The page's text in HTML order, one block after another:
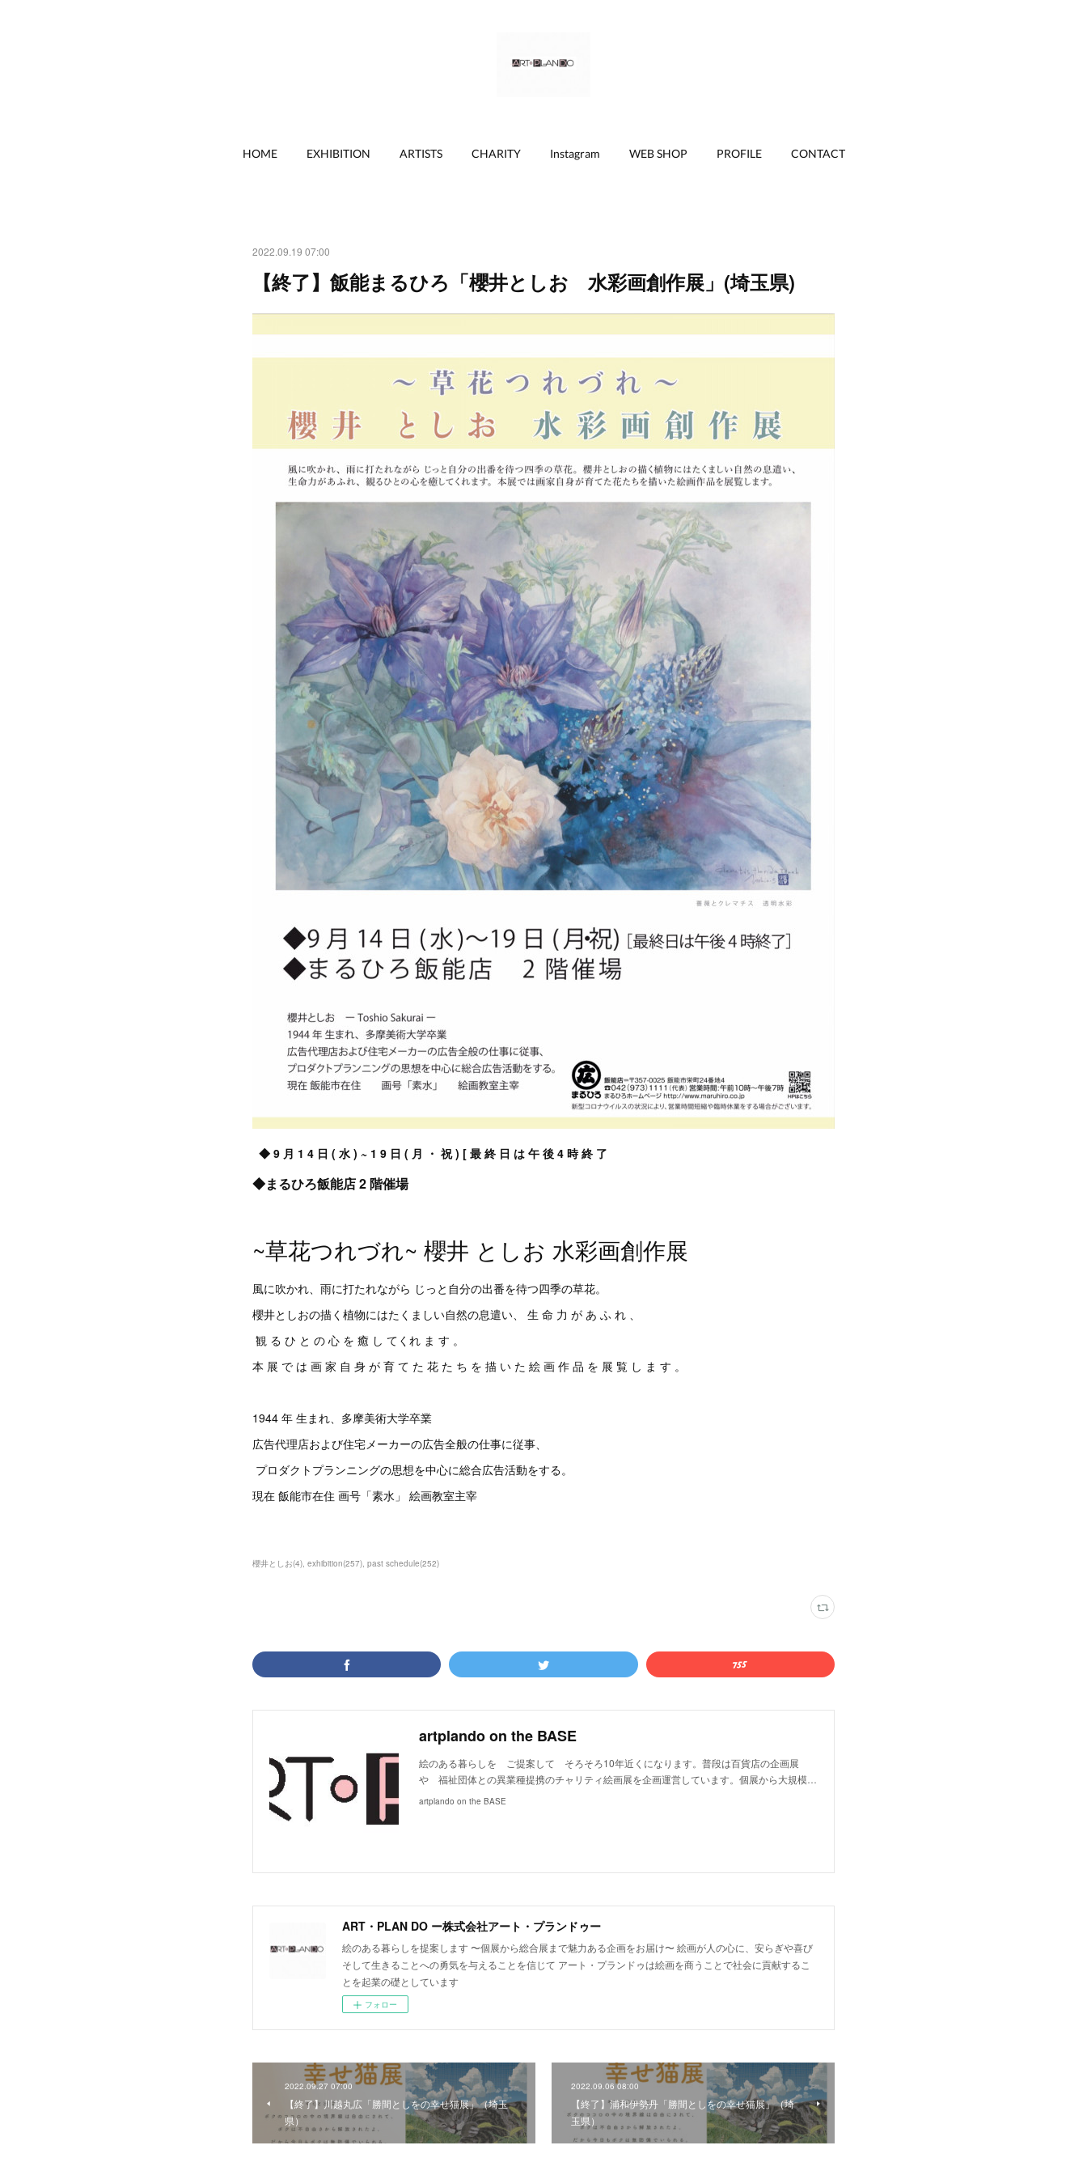
HOME EXHIBITION ARTISTS CHARITY Instagram WEB SHOP PROFILE CONTACT
2022.09.19 07:00
【終了】飯能まるひろ「櫻井としお 水彩画創作展」(埼玉県)
◆ 9 月 1 4 日 ( 水 ) ~ 1 9 日 ( 月 ・ 祝 ) [ 最 終 日 は 午 後 4 時 終 了
◆まるひろ飯能店 2 階催場
~草花つれづれ~ 櫻井 としお 水彩画創作展
風に吹かれ、雨に打たれながら じっと自分の出番を待つ四季の草花。
櫻井としおの描く植物にはたくましい自然の息遣い、 生 命 力 が あ ふ れ 、
観 る ひ と の 心 を 癒 し てくれ ま す 。
本 展 で は 画 家 自 身 が 育 て た 花 た ち を 描 い た 絵 画 作 品 を 展 覧 し ま す 。
1944 年 生まれ、多摩美術大学卒業
広告代理店および住宅メーカーの広告全般の仕事に従事、
プロダクトプランニングの思想を中心に総合広告活動をする。
現在 飯能市在住 画号「素水」 絵画教室主宰
櫻井としお(4) exhibition(257) past schedule(252)
artplando on the BASE
絵のある暮らしを ご提案して そろそろ10年近くになります。普段は百貨店の企画展
や 福祉団体との異業種提携のチャリティ絵画展を企画運営しています。個展から大規模…
artplando on the BASE
ART・PLAN DO ー株式会社アート・プランドゥー
絵のある暮らしを提案します 〜個展から総合展まで魅力ある企画をお届け〜 絵画が人の心に、安らぎや喜び
そして生きることへの勇気を与えることを信じて アート・プランドゥは絵画を商うことで社会に貢献するこ
とを起業の礎としています
フォロー
2022.09.27 07:00
【終了】川越丸広「勝間としをの幸せ猫展」（埼玉
県）
2022.09.06 08:00
【終了】浦和伊勢丹「勝間としをの幸せ猫展」（埼
玉県）